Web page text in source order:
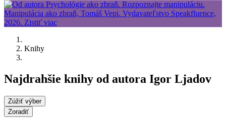
Knihy
Najdrahšie knihy od autora Igor Ljadov
Zúžiť výber
Zoradiť